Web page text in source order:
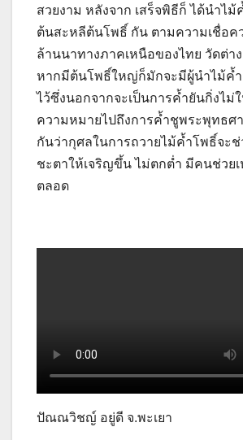
สวยงาม หลังจาก เสร็จพิธีก็ ได้นำไม้
ต้นสะหลีต้นโพธิ์ กัน ตามความเชื่อค
ล้านนาทางภาคเหนือของไทย วัดต่า
หากมีต้นโพธิ์ใหญ่ก็มักจะมีผู้นำไม้ค้
ไว้ซึ่งนอกจากจะเป็นการค้ำยันกิ่งไม่
ความหมายไปถึงการค้ำชูพระพุทธศ
กันว่ากุศลในการถวายไม้ค้ำโพธิ์จะ
ชะตาให้เจริญขึ้น ไม่ตกต่ำ มีคนช่วย
ตลอด
ปัณณวิชญ์ อยู่ดี จ.พะเยา